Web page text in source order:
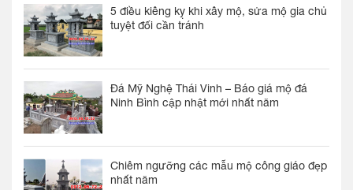
5 điều kiêng kỵ khi xây mộ, sửa mộ gia chủ
tuyệt đối cần tránh
Đá Mỹ Nghệ Thái Vinh – Báo giá mộ đá
Ninh Bình cập nhật mới nhất năm
Chiêm ngưỡng các mẫu mộ công giáo đẹp
nhất năm